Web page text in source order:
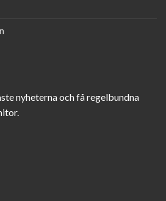
nyheterna och få regelbundna